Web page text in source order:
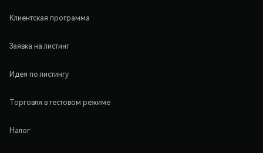
Клиентская программа
Заявка на листинг
Идея по листингу
Торговля в тестовом режиме
Налог